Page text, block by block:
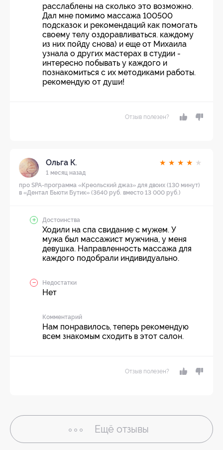
расслаблены на сколько это возможно.
Дал мне помимо массажа 100500
подсказок и рекомендаций как помогать
своему телу оздоравливаться. каждому
из них пойду снова) и еще от Михаила
узнала о других мастерах в студии -
интересно побывать у каждого и
познакомиться с их методиками работы.
рекомендую от души!
Отзыв полезен?
Ольга К.
1 месяц назад
★ ★ ★ ★ ★
про SPA-программа «Креольский джаз» для двоих (130 минут)
в «Дентал Бьюти Бутик» (3640 руб. вместо 13 000 руб.)
Достоинства
Ходили на спа свидание с мужем. У
мужа был массажист мужчина, у меня
девушка. Направленность массажа для
каждого подобрали индивидуально.
Недостатки
Нет
Комментарий
Нам понравилось, теперь рекомендую
всем знакомым сходить в этот салон.
Отзыв полезен?
Ещё отзывы